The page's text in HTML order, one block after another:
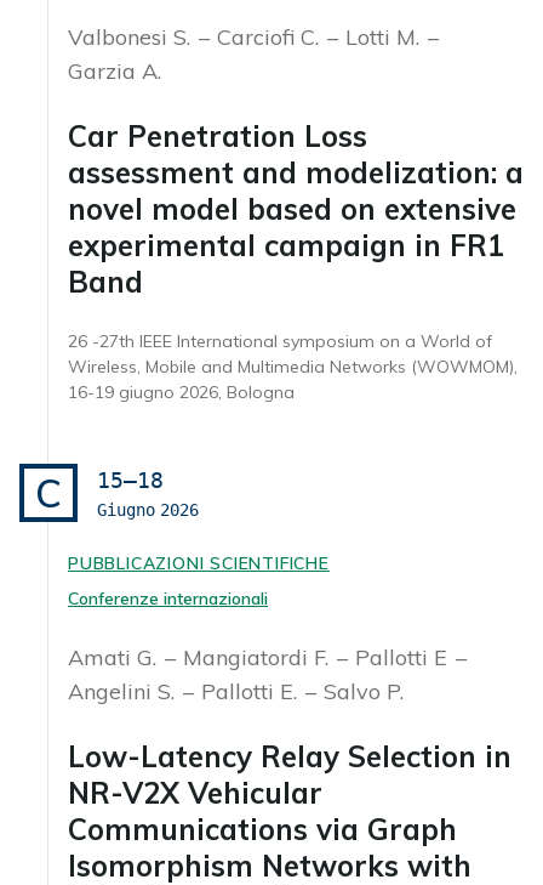
Valbonesi S. Carciofi C.
Lotti M.
Garzia A.
Car Penetration Loss
assessment and modelization: a
novel model based on extensive
experimental campaign in FR1
Band
26 -27th IEEE International symposium on a World of
Wireless, Mobile and Multimedia Networks (WOWMOM),
16-19 giugno 2026, Bologna
C 15–18
Giugno 2026
PUBBLICAZIONI SCIENTIFICHE
Conferenze internazionali
Amati G. Mangiatordi F.
Pallotti E
Angelini S.
Pallotti E. Salvo P.
Low-Latency Relay Selection in
NR-V2X Vehicular
Communications via Graph
Isomorphism Networks with